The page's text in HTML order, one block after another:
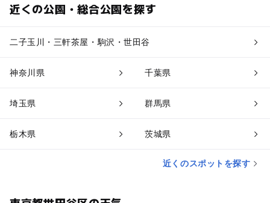
近くの公園・総合公園を探す
二子玉川・三軒茶屋・駒沢・世田谷
神奈川県 千葉県
埼玉県 群馬県
栃木県 茨城県
近くのスポットを探す